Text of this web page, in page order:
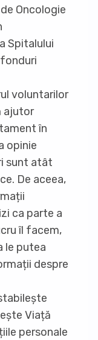
Oncologie
Spitalului
voluntarilor
ajutor
în
opinie
sunt atât
De aceea,
ca parte a
îl facem,
le putea
despre
Viață
personale